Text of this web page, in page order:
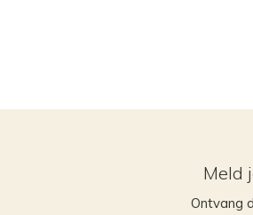
Meld
Ontvang